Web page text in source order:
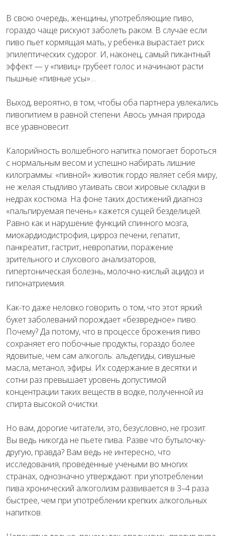
В свою очередь, женщины, употребляющие пиво,
гораздо чаще рискуют заболеть раком. В случае если
пиво пьет кормящая мать, у ребенка вырастает риск
эпилептических судорог. И, наконец, самый пикантный
эффект — у «пивиц» грубеет голос и начинают расти
пышные «пивные усы»…
Выход, вероятно, в том, чтобы оба партнера увлекались
пивопитием в равной степени. Авось умная природа
все уравновесит.
Калорийность волшебного напитка помогает бороться
с нормальным весом и успешно набирать лишние
килограммы: «пивной» животик гордо являет себя миру,
не желая стыдливо утаивать свои жировые складки в
недрах костюма. На фоне таких достижений диагноз
«пальпируемая печень» кажется сущей безделицей.
Равно как и нарушение функций спинного мозга,
миокардиодистрофия, цирроз печени, гепатит,
панкреатит, гастрит, невропатии, поражение
зрительного и слухового анализаторов,
гипертоническая болезнь, молочно-кислый ацидоз и
гипонатриемия.
Как-то даже неловко говорить о том, что этот яркий
букет заболеваний порождает «безвредное» пиво.
Почему? Да потому, что в процессе брожения пиво
сохраняет его побочные продукты, гораздо более
ядовитые, чем сам алкоголь: альдегиды, сивушные
масла, метанол, эфиры. Их содержание в десятки и
сотни раз превышает уровень допустимой
концентрации таких веществ в водке, полученной из
спирта высокой очистки.
Но вам, дорогие читатели, это, безусловно, не грозит.
Вы ведь никогда не пьете пива. Разве что бутылочку-
другую, правда? Вам ведь не интересно, что
исследования, проведенные учеными во многих
странах, однозначно утверждают: при употреблении
пива хронический алкоголизм развивается в 3–4 раза
быстрее, чем при употреблении крепких алкогольных
напитков.